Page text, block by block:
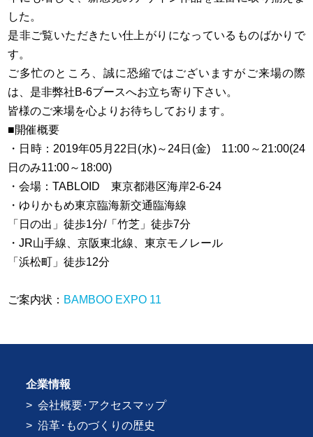
した。
是非ご覧いただきたい仕上がりになっているものばかりで
す。
ご多忙のところ、誠に恐縮ではございますがご来場の際
は、是非弊社B-6ブースへお立ち寄り下さい。
皆様のご来場を心よりお待ちしております。
■開催概要
・日時：2019年05月22日(水)～24日(金) 11:00～21:00(24
日のみ11:00～18:00)
・会場：TABLOID 東京都港区海岸2‐6‐24
・ゆりかもめ東京臨海新交通臨海線
「日の出」徒歩1分/「竹芝」徒歩7分
・JR山手線、京阪東北線、東京モノレール
「浜松町」徒歩12分
ご案内状： BAMBOO EXPO 11
企業情報
会社概要･アクセスマップ
沿革･ものづくりの歴史